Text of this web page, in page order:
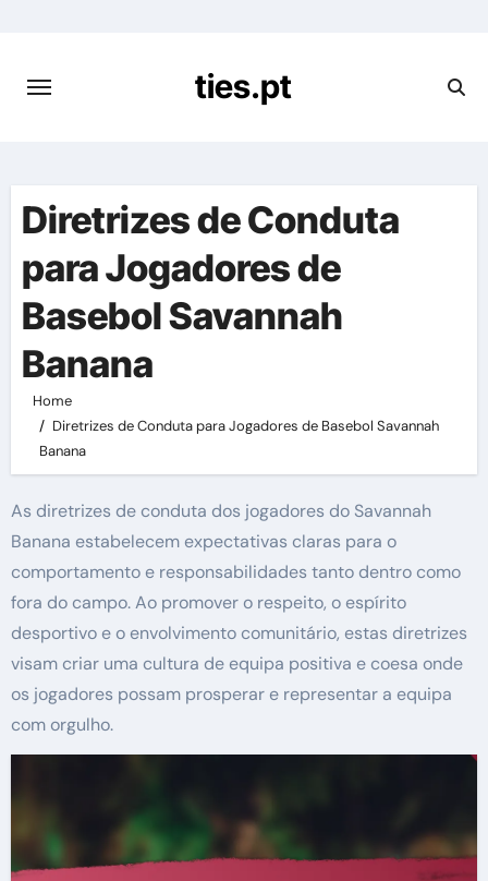
content
ties.pt
Diretrizes de Conduta
para Jogadores de
Basebol Savannah
Banana
Home
Diretrizes de Conduta para Jogadores de Basebol Savannah
Banana
As diretrizes de conduta dos jogadores do Savannah
Banana estabelecem expectativas claras para o
comportamento e responsabilidades tanto dentro como
fora do campo. Ao promover o respeito, o espírito
desportivo e o envolvimento comunitário, estas diretrizes
visam criar uma cultura de equipa positiva e coesa onde
os jogadores possam prosperar e representar a equipa
com orgulho.